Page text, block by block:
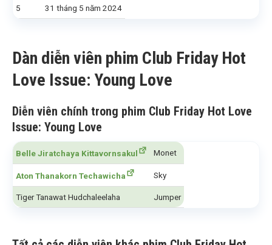
5 31 tháng 5 năm 2024
Dàn diễn viên phim Club Friday Hot
Love Issue: Young Love
Diễn viên chính trong phim Club Friday Hot Love
Issue: Young Love
Belle Jiratchaya Kittavornsakul Monet
Aton Thanakorn Techawicha Sky
Tiger Tanawat Hudchaleelaha Jumper